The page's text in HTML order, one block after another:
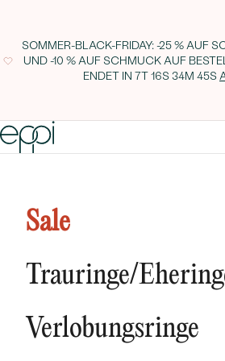
SOMMER-BLACK-FRIDAY: -25 % AUF
UND -10 % AUF SCHMUCK AUF
ENDET IN 7T 16S 34M 44S
Sale
Trauringe/
NEUHEITEN
Verlobungsringe
Smaragd in
Diamanten Mason